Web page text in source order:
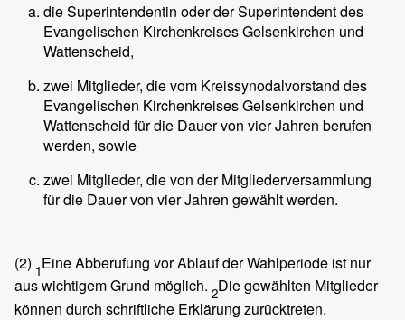
die Superintendentin oder der Superintendent des
Evangelischen Kirchenkreises Gelsenkirchen und
Wattenscheid,
zwei Mitglieder, die vom Kreissynodalvorstand des
Evangelischen Kirchenkreises Gelsenkirchen und
Wattenscheid für die Dauer von vier Jahren berufen
werden, sowie
zwei Mitglieder, die von der Mitgliederversammlung
für die Dauer von vier Jahren gewählt werden.
(2) 1Eine Abberufung vor Ablauf der Wahlperiode ist nur
aus wichtigem Grund möglich. 2Die gewählten Mitglieder
können durch schriftliche Erklärung zurücktreten.